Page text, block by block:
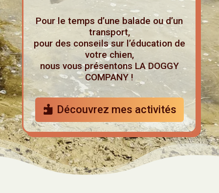
Pour le temps d’une balade ou d’un
transport,
pour des conseils sur l’éducation de
votre chien,
nous vous présentons LA DOGGY
COMPANY !
Découvrez mes activités